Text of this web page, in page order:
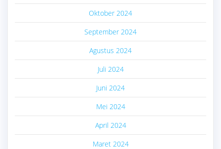
Oktober 2024
September 2024
Agustus 2024
Juli 2024
Juni 2024
Mei 2024
April 2024
Maret 2024